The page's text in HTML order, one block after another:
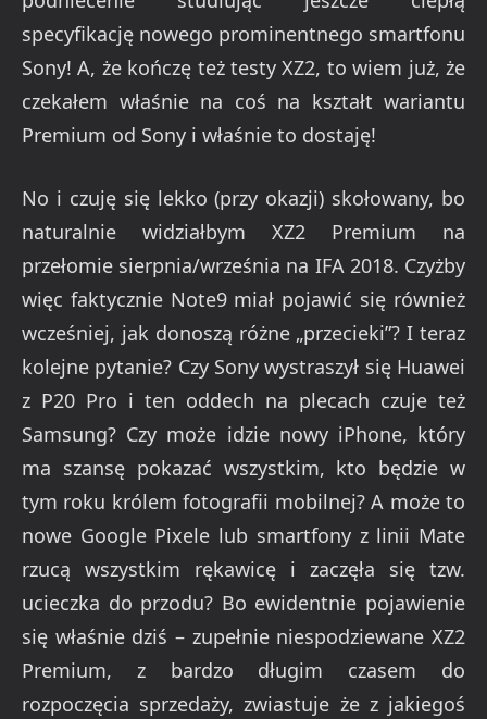
specyfikację nowego prominentnego smartfonu
Sony! A, że kończę też testy XZ2, to wiem już, że
czekałem właśnie na coś na kształt wariantu
Premium od Sony i właśnie to dostaję!
No i czuję się lekko (przy okazji) skołowany, bo
naturalnie widziałbym XZ2 Premium na
przełomie sierpnia/września na IFA 2018. Czyżby
więc faktycznie Note9 miał pojawić się również
wcześniej, jak donoszą różne „przecieki”? I teraz
kolejne pytanie? Czy Sony wystraszył się Huawei
z P20 Pro i ten oddech na plecach czuje też
Samsung? Czy może idzie nowy iPhone, który
ma szansę pokazać wszystkim, kto będzie w
tym roku królem fotografii mobilnej? A może to
nowe Google Pixele lub smartfony z linii Mate
rzucą wszystkim rękawicę i zaczęła się tzw.
ucieczka do przodu? Bo ewidentnie pojawienie
się właśnie dziś – zupełnie niespodziewane XZ2
Premium, z bardzo długim czasem do
rozpoczęcia sprzedaży, zwiastuje że z jakiegoś